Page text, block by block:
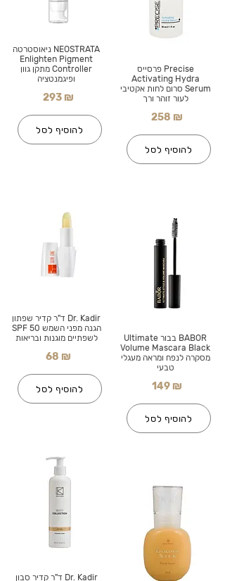
NEOSTRATA ניאוסטרטה
Enlighten Pigment
Controller מתקן גוון
ופיגמנטציה
293 ₪
להוסיף לסל
Dr. Kadir ד"ר קדיר שפתון
הגנה מפני השמש SPF 50
לשפתיים מוגנות ובריאות
68 ₪
להוסיף לסל
Dr. Kadir ד"ר קדיר סבון
Precise פרסייס
Activating Hydra
Serum סרום לחות אקטיבי
לעור זוהר ורך
258 ₪
להוסיף לסל
BABOR בבור Ultimate
Volume Mascara Black
מסקרה לנפח ומראה מעגלי
טבעי
149 ₪
להוסיף לסל